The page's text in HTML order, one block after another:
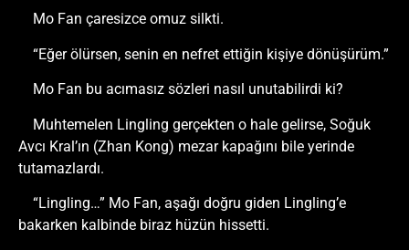
Mo Fan çaresizce omuz silkti.
“Eğer ölürsen, senin en nefret ettiğin kişiye dönüşürüm.”
Mo Fan bu acımasız sözleri nasıl unutabilirdi ki?
Muhtemelen Lingling gerçekten o hale gelirse, Soğuk
Avcı Kral’ın (Zhan Kong) mezar kapağını bile yerinde
tutamazlardı.
“Lingling…” Mo Fan, aşağı doğru giden Lingling’e
bakarken kalbinde biraz hüzün hissetti.